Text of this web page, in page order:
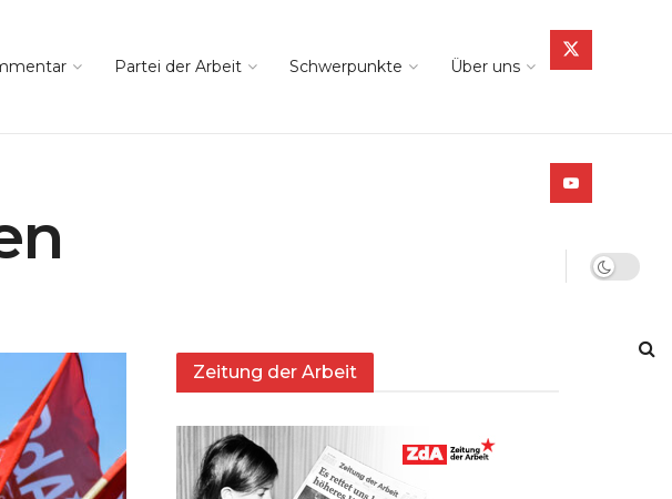
Partei der Arbeit Schwerpunkte Über uns
Zeitung der Arbeit